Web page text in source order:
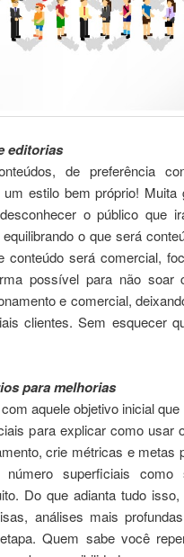
editorias
de preferência
estilo bem próprio! Muita
o público que
o que será
conteúdo será comercial,
possível para não soar
e comercial,
clientes. Sem esquecer
para melhorias
aquele objetivo inicial
para explicar como usar
crie métricas e metas
superficiais como
Do que adianta tudo
análises mais
Quem sabe você